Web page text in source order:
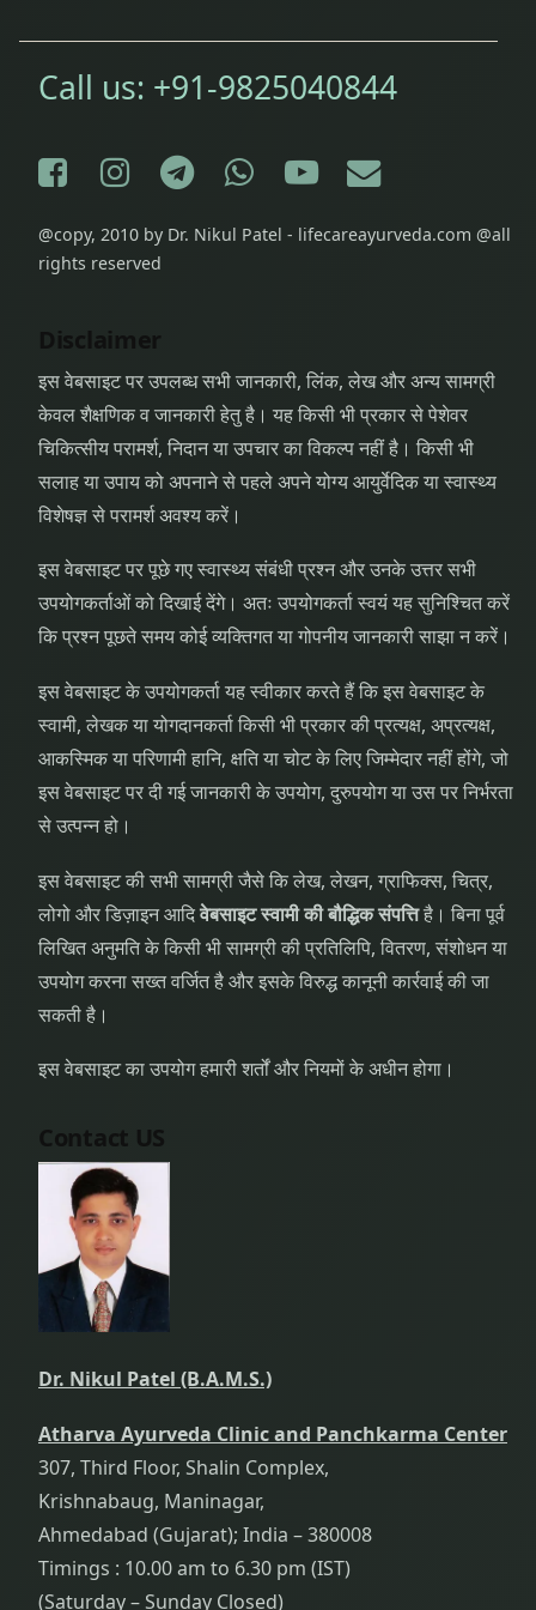
Call us: +91-9825040844
Facebook
Instagram
Telegram
WhatsApp
YouTube
E-mail
@copy, 2010 by Dr. Nikul Patel - lifecareayurveda.com @all
rights reserved
Disclaimer
इस वेबसाइट पर उपलब्ध सभी जानकारी, लिंक, लेख और अन्य सामग्री
केवल शैक्षणिक व जानकारी हेतु है। यह किसी भी प्रकार से पेशेवर
चिकित्सीय परामर्श, निदान या उपचार का विकल्प नहीं है। किसी भी
सलाह या उपाय को अपनाने से पहले अपने योग्य आयुर्वेदिक या स्वास्थ्य
विशेषज्ञ से परामर्श अवश्य करें।
इस वेबसाइट पर पूछे गए स्वास्थ्य संबंधी प्रश्न और उनके उत्तर सभी
उपयोगकर्ताओं को दिखाई देंगे। अतः उपयोगकर्ता स्वयं यह सुनिश्चित करें
कि प्रश्न पूछते समय कोई व्यक्तिगत या गोपनीय जानकारी साझा न करें।
इस वेबसाइट के उपयोगकर्ता यह स्वीकार करते हैं कि इस वेबसाइट के
स्वामी, लेखक या योगदानकर्ता किसी भी प्रकार की प्रत्यक्ष, अप्रत्यक्ष,
आकस्मिक या परिणामी हानि, क्षति या चोट के लिए जिम्मेदार नहीं होंगे, जो
इस वेबसाइट पर दी गई जानकारी के उपयोग, दुरुपयोग या उस पर निर्भरता
से उत्पन्न हो।
इस वेबसाइट की सभी सामग्री जैसे कि लेख, लेखन, ग्राफिक्स, चित्र,
लोगो और डिज़ाइन आदिवेबसाइट स्वामी की बौद्धिक संपत्तिहै। बिना पूर्व
लिखित अनुमति के किसी भी सामग्री की प्रतिलिपि, वितरण, संशोधन या
उपयोग करना सख्त वर्जित है और इसके विरुद्ध कानूनी कार्रवाई की जा
सकती है।
इस वेबसाइट का उपयोग हमारी शर्तों और नियमों के अधीन होगा।
Contact US
Dr. Nikul Patel (B.A.M.S.)
Atharva Ayurveda Clinic and Panchkarma Center
307, Third Floor, Shalin Complex,
Krishnabaug, Maninagar,
Ahmedabad (Gujarat); India – 380008
Timings : 10.00 am to 6.30 pm (IST)
(Saturday – Sunday Closed)